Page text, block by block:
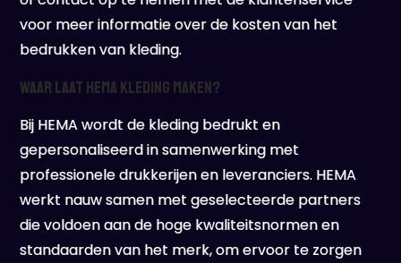
voor meer informatie over de kosten van het
bedrukken van kleding.
Waar laat Hema kleding maken?
Bij HEMA wordt de kleding bedrukt en
gepersonaliseerd in samenwerking met
professionele drukkerijen en leveranciers. HEMA
werkt nauw samen met geselecteerde partners
die voldoen aan de hoge kwaliteitsnormen en
standaarden van het merk, om ervoor te zorgen